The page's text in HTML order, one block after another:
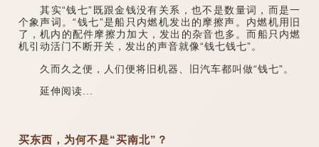
其实“钱七”既跟金钱没有关系，也不是数量词，而是一
个象声词。“钱七”是船只内燃机发出的摩擦声。内燃机用旧
了，机内的配件摩擦力加大，发出的杂音也多。而船只内燃
机引动活门不断开关，发出的声音就像“钱七钱七”。
久而久之便，人们便将旧机器、旧汽车都叫做“钱七”。
延伸阅读...
买东西，为何不是“买南北”？